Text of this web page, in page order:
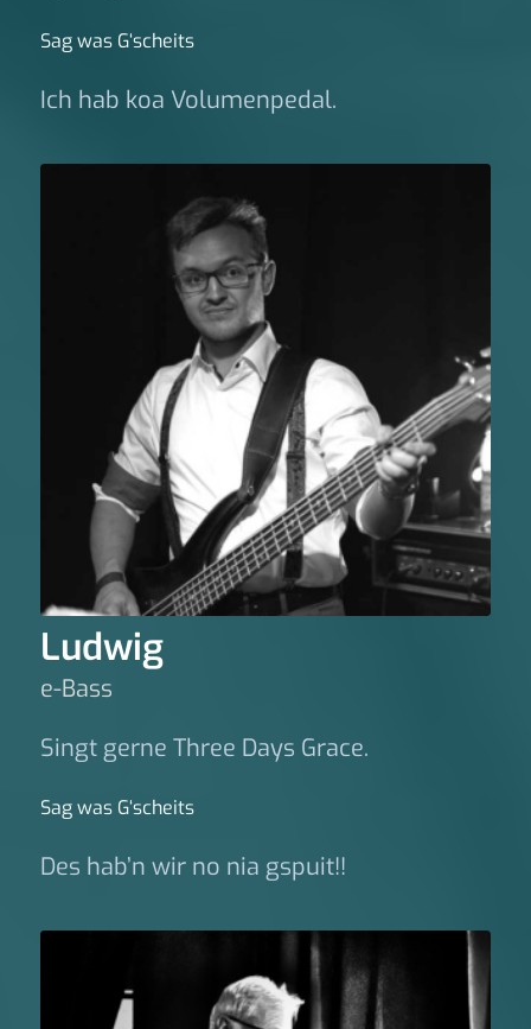
Sag was G‘scheits
Ich hab koa Volumenpedal.
Ludwig
e-Bass
Singt gerne Three Days Grace.
Sag was G‘scheits
Des hab’n wir no nia gspuit!!